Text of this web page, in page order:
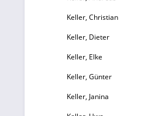
Keller, Christian
Keller, Dieter
Keller, Elke
Keller, Günter
Keller, Janina